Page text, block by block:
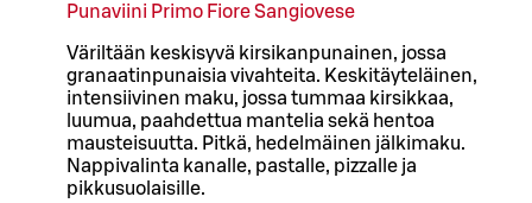
Punaviini Primo Fiore Sangiovese
Väriltään keskisyvä kirsikanpunainen, jossa
granaatinpunaisia vivahteita. Keskitäyteläinen,
intensiivinen maku, jossa tummaa kirsikkaa,
luumua, paahdettua mantelia sekä hentoa
mausteisuutta. Pitkä, hedelmäinen jälkimaku.
Nappivalinta kanalle, pastalle, pizzalle ja
pikkusuolaisille.